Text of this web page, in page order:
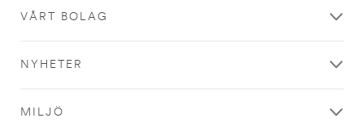
VÅRT BOLAG
NYHETER
MILJÖ